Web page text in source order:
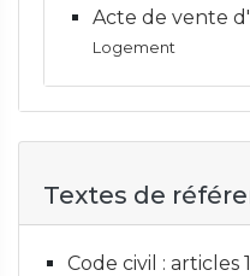
Acte de vente
Logement
Textes de
Code civil : articles